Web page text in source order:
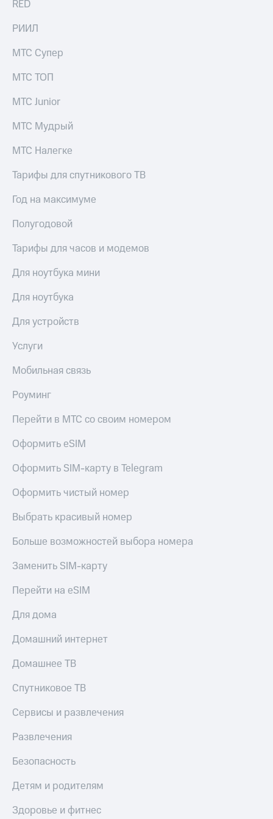
RED
РИИЛ
МТС Супер
МТС ТОП
МТС Junior
МТС Мудрый
МТС Налегке
Тарифы для спутникового ТВ
Год на максимуме
Полугодовой
Тарифы для часов и модемов
Для ноутбука мини
Для ноутбука
Для устройств
Услуги
Мобильная связь
Роуминг
Перейти в МТС со своим номером
Оформить eSIM
Оформить SIM-карту в Telegram
Оформить чистый номер
Выбрать красивый номер
Больше возможностей выбора номера
Заменить SIM-карту
Перейти на eSIM
Для дома
Домашний интернет
Домашнее ТВ
Спутниковое ТВ
Сервисы и развлечения
Развлечения
Безопасность
Детям и родителям
Здоровье и фитнес